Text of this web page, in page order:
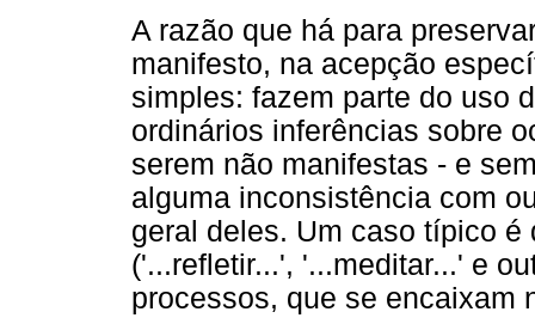
A razão que há para
manifesto, na acepção
simples: fazem parte do uso
ordinários inferências sobre
serem não manifestas - e
alguma inconsistência com
geral deles. Um caso típico
('...refletir...', '...meditar...' e
processos, que se encaixam